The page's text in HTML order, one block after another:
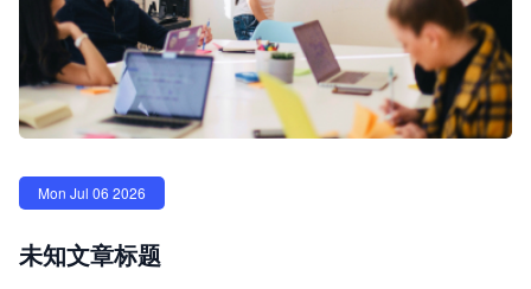
Mon Jul 06 2026
未知文章标题